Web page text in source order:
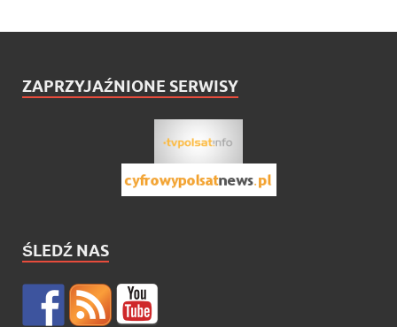
ZAPRZYJAŹNIONE SERWISY
ŚLEDŹ NAS